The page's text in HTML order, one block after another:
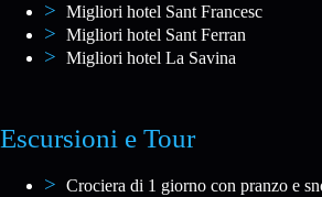
Migliori hotel Sant Francesc
Migliori hotel Sant Ferran
Migliori hotel La Savina
Escursioni e Tour
Crociera di 1 giorno con pranzo e